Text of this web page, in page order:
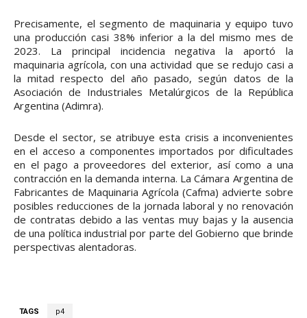
Precisamente, el segmento de maquinaria y equipo tuvo
una producción casi 38% inferior a la del mismo mes de
2023. La principal incidencia negativa la aportó la
maquinaria agrícola, con una actividad que se redujo casi a
la mitad respecto del año pasado, según datos de la
Asociación de Industriales Metalúrgicos de la República
Argentina (Adimra).
Desde el sector, se atribuye esta crisis a inconvenientes
en el acceso a componentes importados por dificultades
en el pago a proveedores del exterior, así como a una
contracción en la demanda interna. La Cámara Argentina de
Fabricantes de Maquinaria Agrícola (Cafma) advierte sobre
posibles reducciones de la jornada laboral y no renovación
de contratas debido a las ventas muy bajas y la ausencia
de una política industrial por parte del Gobierno que brinde
perspectivas alentadoras.
TAGS p4